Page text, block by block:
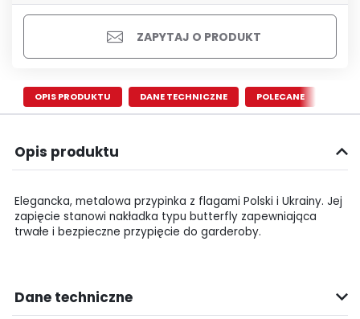
ZAPYTAJ O PRODUKT
OPIS PRODUKTU DANE TECHNICZNE POLECANE
Opis produktu
Elegancka, metalowa przypinka z flagami Polski i Ukrainy. Jej
zapięcie stanowi nakładka typu butterfly zapewniająca
trwałe i bezpieczne przypięcie do garderoby.
Dane techniczne